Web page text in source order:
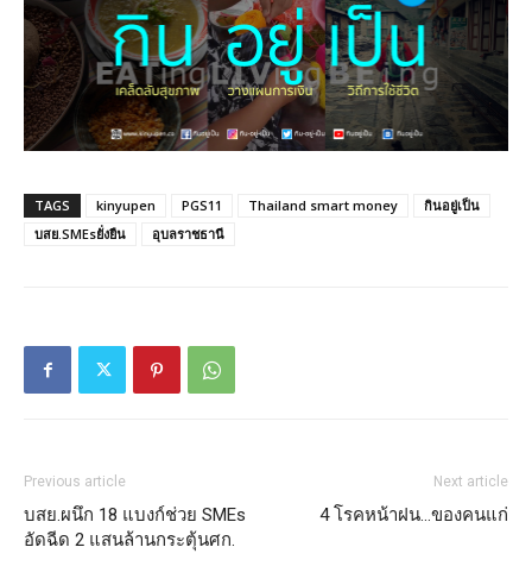
TAGS kinyupen PGS11 Thailand smart money
กินอยู่เป็น
บสย.SMEsยั่งยืน
อุบลราชธานี
Previous article
บสย.ผนึก 18 แบงก์ช่วย SMEs
อัดฉีด 2 แสนล้านกระตุ้นศก.
Next article
4 โรคหน้าฝน…ของคนแก่